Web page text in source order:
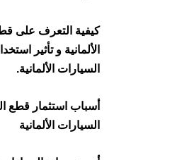
كيفية التعرف على
الألمانية و تأثير
السيارات الألمانية.
أسباب استثمار قطع
السيارات الألمانية